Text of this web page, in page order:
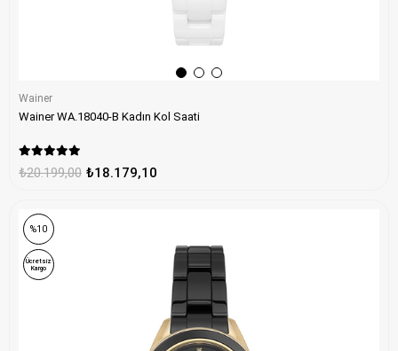
Wainer
Wainer WA.18040-B Kadın Kol Saati
₺18.179,10
₺20.199,00
%10
Ücretsiz
Kargo